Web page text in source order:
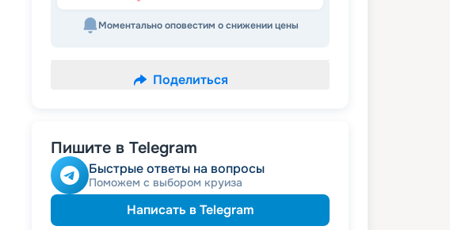
Моментально оповестим о снижении цены
Поделиться
Пишите в Telegram
Быстрые ответы на вопросы
Поможем с выбором круиза
Написать в Telegram